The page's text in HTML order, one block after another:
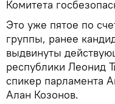
Комитета
Это уже пятое по
группы, ранее
выдвинуты
республики Леонид
спикер парламента
Алан Козонов.